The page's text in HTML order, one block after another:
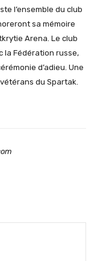
l’ensemble du club
sa mémoire
Arena. Le club
la Fédération russe,
d’adieu. Une
du Spartak.